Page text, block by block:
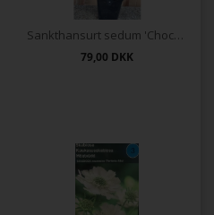
Sankthansurt sedum 'Chocolate Cherry'®
79,00 DKK